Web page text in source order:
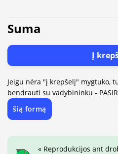
Suma
Į
Jeigu nėra "į krepšelį" mygtuko,
bendrauti su vadybininku -
šią formą
« Reprodukcijos ant